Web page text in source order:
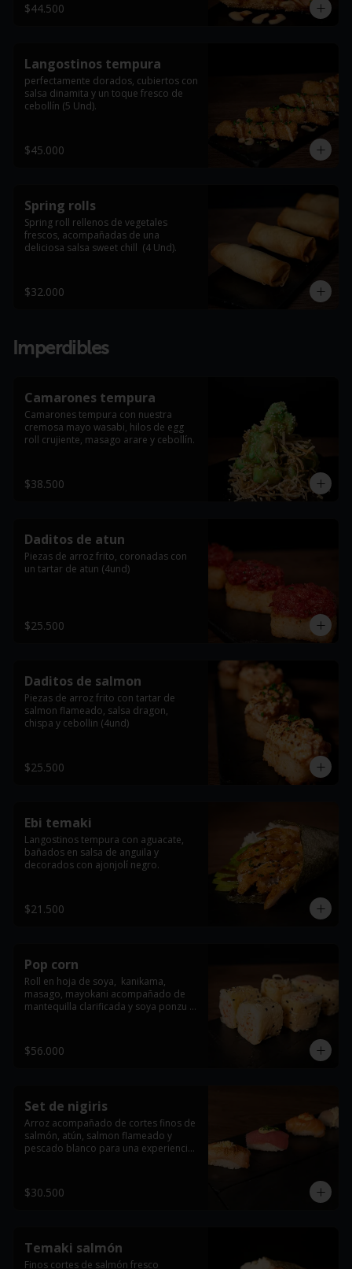
$44.500
Langostinos tempura
perfectamente dorados, cubiertos con
salsa dinamita y un toque fresco de
cebollín (5 Und).
$45.000
Spring rolls
Spring roll rellenos de vegetales
frescos, acompañadas de una
deliciosa salsa sweet chill  (4 Und).
$32.000
Imperdibles
Camarones tempura
Camarones tempura con nuestra
cremosa mayo wasabi, hilos de egg
roll crujiente, masago arare y cebollín.
$38.500
Daditos de atun
Piezas de arroz frito, coronadas con
un tartar de atun (4und)
$25.500
Daditos de salmon
Piezas de arroz frito con tartar de
salmon flameado, salsa dragon,
chispa y cebollin (4und)
$25.500
Ebi temaki
Langostinos tempura con aguacate,
bañados en salsa de anguila y
decorados con ajonjolí negro.
$21.500
Pop corn
Roll en hoja de soya,  kanikama,
masago, mayokani acompañado de
mantequilla clarificada y soya ponzu (6
$56.000
Set de nigiris
Arroz acompañado de cortes finos de
salmón, atún, salmon flameado y
pescado blanco para una experiencia
$30.500
Temaki salmón
Finos cortes de salmón fresco